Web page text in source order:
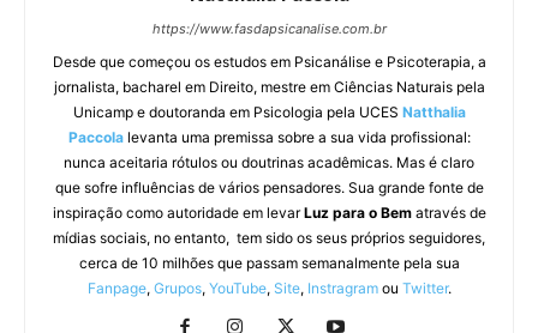
https://www.fasdapsicanalise.com.br
Desde que começou os estudos em Psicanálise e Psicoterapia, a
jornalista, bacharel em Direito, mestre em Ciências Naturais pela
Unicamp e doutoranda em Psicologia pela UCES Natthalia
Paccolalevanta uma premissa sobre a sua vida profissional:
nunca aceitaria rótulos ou doutrinas acadêmicas. Mas é claro
que sofre influências de vários pensadores. Sua grande fonte de
inspiração como autoridade em levarLuz para o Bematravés de
mídias sociais, no entanto, tem sido os seus próprios seguidores,
cerca de 10 milhões que passam semanalmente pela sua
Fanpage, Grupos, YouTube, Site, Instragramou Twitter.